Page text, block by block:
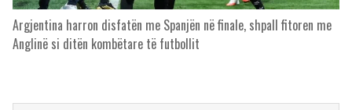
Argjentina harron disfatën me Spanjën në finale, shpall fitoren me
Anglinë si ditën kombëtare të futbollit